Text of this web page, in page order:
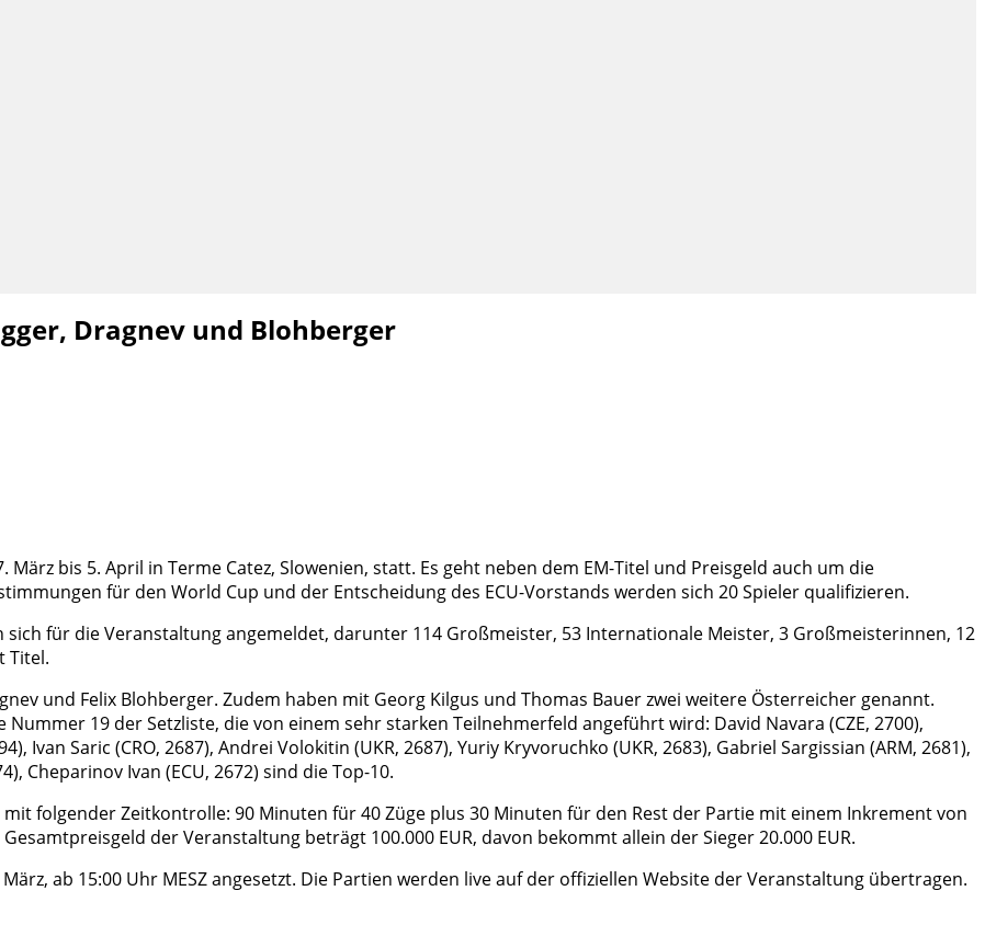
Dragnev und Blohberger
bis 5. April in Terme Catez, Slowenien, statt. Es geht neben dem EM-Titel und Preisgeld auch um die
für den World Cup und der Entscheidung des ECU-Vorstands werden sich 20 Spieler qualifizieren.
für die Veranstaltung angemeldet, darunter 114 Großmeister, 53 Internationale Meister, 3 Großmeisterinnen, 12
Titel.
und Felix Blohberger. Zudem haben mit Georg Kilgus und Thomas Bauer zwei weitere Österreicher genannt.
19 der Setzliste, die von einem sehr starken Teilnehmerfeld angeführt wird: David Navara (CZE, 2700),
Ivan Saric (CRO, 2687), Andrei Volokitin (UKR, 2687), Yuriy Kryvoruchko (UKR, 2683), Gabriel Sargissian (ARM, 2681),
Cheparinov Ivan (ECU, 2672) sind die Top-10.
folgender Zeitkontrolle: 90 Minuten für 40 Züge plus 30 Minuten für den Rest der Partie mit einem Inkrement von
der Veranstaltung beträgt 100.000 EUR, davon bekommt allein der Sieger 20.000 EUR.
ab 15:00 Uhr MESZ angesetzt. Die Partien werden live auf der offiziellen Website der Veranstaltung übertragen.